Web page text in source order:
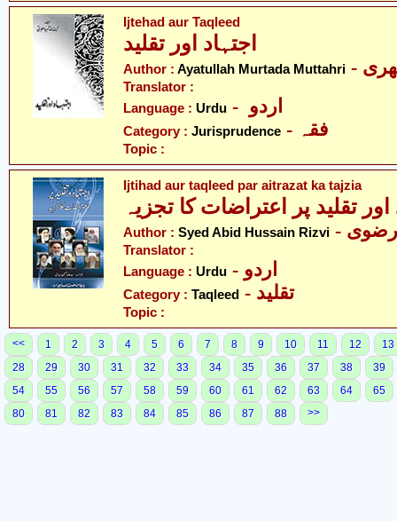
Ijtehad aur Taqleed
اجتہاد اور تقلید
Author : Ayatullah Murtada Muttahri
Translator :
Language : Urdu
Category : Jurisprudence - فقہ
Topic :
Ijtihad aur taqleed par aitrazat ka tajzia
اور تقلید پر اعتراضات کا تجزیہ
Author : Syed Abid Hussain Rizvi رضوی
Translator :
Language : Urdu - اردو
Category : Taqleed - تقلید
Topic :
<< 1 2 3 4 5 6 7 8 9 10 11 12
13
28
29 30 31 32 33 34 35 36 37 38
39
54
55 56 57 58 59 60 61 62 63 64
65
80
81 82 83 84 85 86 87 88 >>